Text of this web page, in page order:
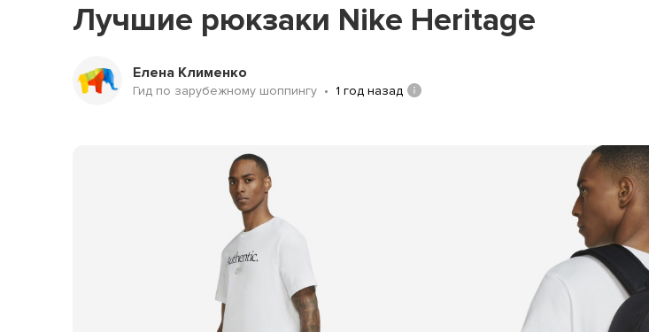
Лучшие рюкзаки Nike Heritage
Елена Клименко
Гид по зарубежному шоппингу 1 год назад